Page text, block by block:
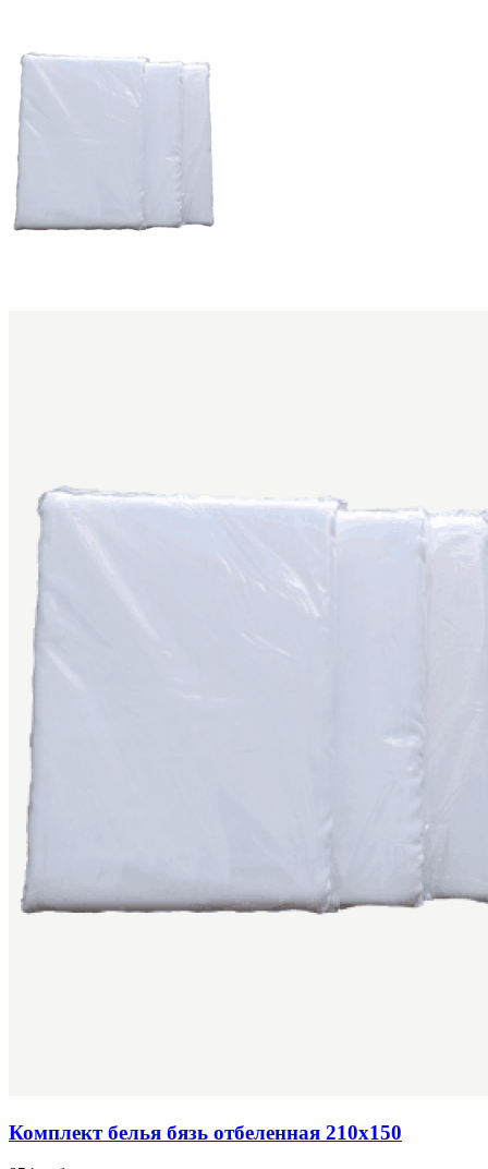
Комплект белья бязь отбеленная 210х150